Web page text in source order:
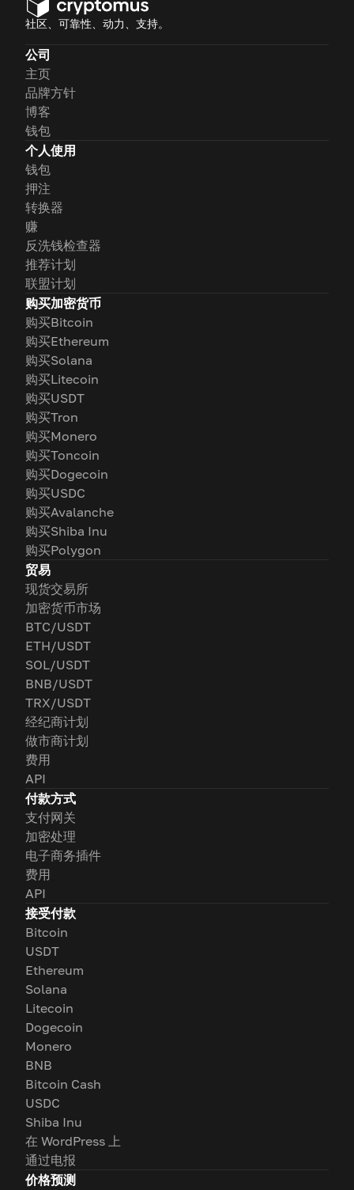
社区、可靠性、动力、支持。
公司
主页
品牌方针
博客
钱包
个人使用
钱包
押注
转换器
赚
反洗钱检查器
推荐计划
联盟计划
购买加密货币
购买Bitcoin
购买Ethereum
购买Solana
购买Litecoin
购买USDT
购买Tron
购买Monero
购买Toncoin
购买Dogecoin
购买USDC
购买Avalanche
购买Shiba Inu
购买Polygon
贸易
现货交易所
加密货币市场
BTC/USDT
ETH/USDT
SOL/USDT
BNB/USDT
TRX/USDT
经纪商计划
做市商计划
费用
API
付款方式
支付网关
加密处理
电子商务插件
费用
API
接受付款
Bitcoin
USDT
Ethereum
Solana
Litecoin
Dogecoin
Monero
BNB
Bitcoin Cash
USDC
Shiba Inu
在 WordPress 上
通过电报
价格预测